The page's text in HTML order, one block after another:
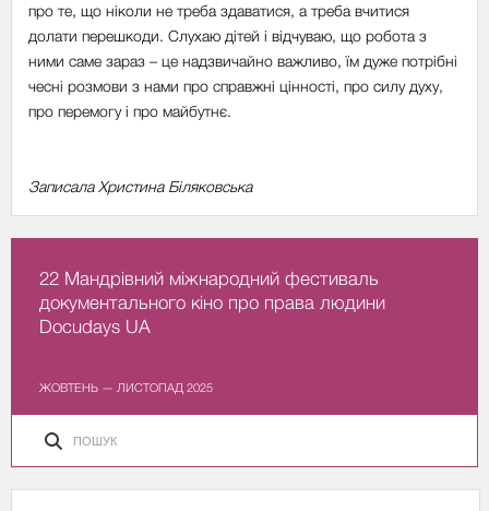
про те, що ніколи не треба здаватися, а треба вчитися
долати перешкоди. Слухаю дітей і відчуваю, що робота з
ними саме зараз – це надзвичайно важливо, їм дуже потрібні
чесні розмови з нами про справжні цінності, про силу духу,
про перемогу і про майбутнє.
Записала Христина Біляковська
22 Мандрівний міжнародний фестиваль
документального кіно про права людини
Docudays UA
ЖОВТЕНЬ — ЛИСТОПАД 2025